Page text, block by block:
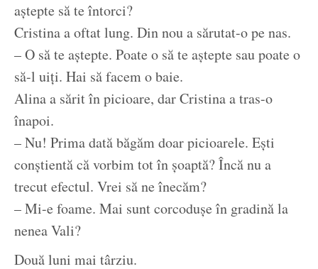
aștepte să te întorci?
Cristina a oftat lung. Din nou a sărutat-o pe nas.
– O să te aștepte. Poate o să te aștepte sau poate o
să-l uiți. Hai să facem o baie.
Alina a sărit în picioare, dar Cristina a tras-o
înapoi.
– Nu! Prima dată băgăm doar picioarele. Ești
conștientă că vorbim tot în șoaptă? Încă nu a
trecut efectul. Vrei să ne înecăm?
– Mi-e foame. Mai sunt corcodușe în gradină la
nenea Vali?
Două luni mai târziu.